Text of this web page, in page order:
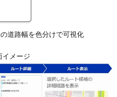
道路幅を色分けで可視化
イメージ